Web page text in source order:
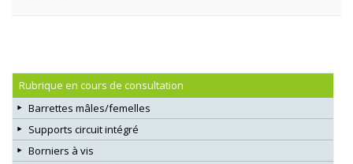
Rubrique en cours de consultation
Barrettes mâles/femelles
Supports circuit intégré
Borniers à vis